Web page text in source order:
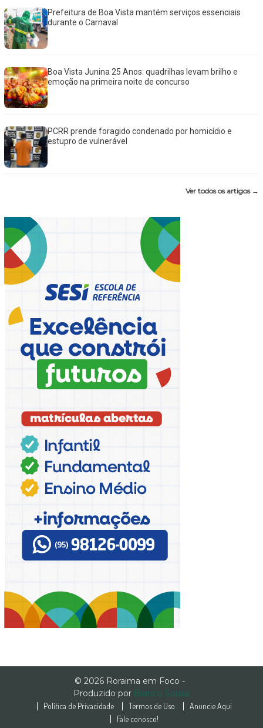
Prefeitura de Boa Vista mantém serviços essenciais
durante o Carnaval
Boa Vista Junina 25 Anos: quadrilhas levam brilho e
emoção na primeira noite de concurso
PCRR prende foragido condenado por homicídio e
estupro de vulnerável
Ver todos os artigos →
© 2026 Roraima em Foco -
Produzido por Branco Sousa
Política de Privacidade Termos de Uso
Anuncie Aqui
Fale conosco!